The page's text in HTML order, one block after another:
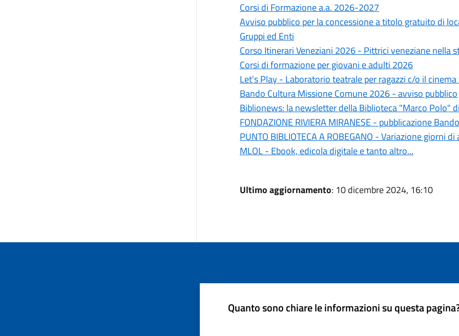
Corsi di Formazione a.a. 2026-2027
Avviso pubblico per la concessione a titolo gratuito di
Gruppi ed Enti
Corso Itinerari Veneziani 2026 - Pittrici veneziane nella
Corsi di formazione per giovani e adulti 2026
Let's Play - Laboratorio teatrale per ragazzi c/o il
Bando Cultura Missione Comune 2026 - avviso pubblico
Biblionews: la newsletter della Biblioteca "Marco Polo"
FONDAZIONE RIVIERA MIRANESE - pubblicazione
PUNTO BIBLIOTECA A ROBEGANO - Variazione giorni
MLOL - Ebook, edicola digitale e tanto altro...
Ultimo aggiornamento: 10 dicembre 2024, 16:10
Quanto sono chiare le informazioni su questa